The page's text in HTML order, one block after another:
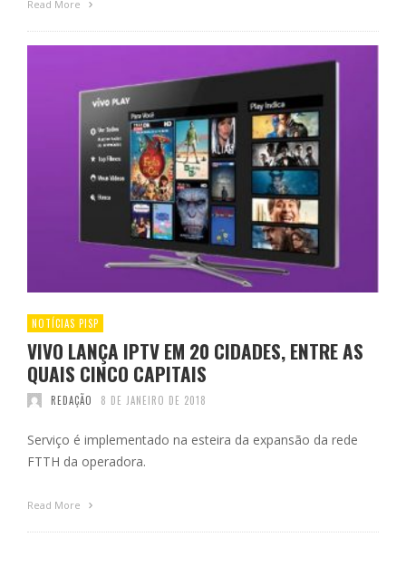
Read More
NOTÍCIAS PISP
VIVO LANÇA IPTV EM 20 CIDADES, ENTRE AS
QUAIS CINCO CAPITAIS
REDAÇÃO 8 DE JANEIRO DE 2018
Serviço é implementado na esteira da expansão da rede
FTTH da operadora.
Read More